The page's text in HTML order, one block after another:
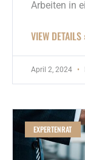
Arbeiten in
VIEW DETAILS
April 2, 2024
EXPERTENRAT